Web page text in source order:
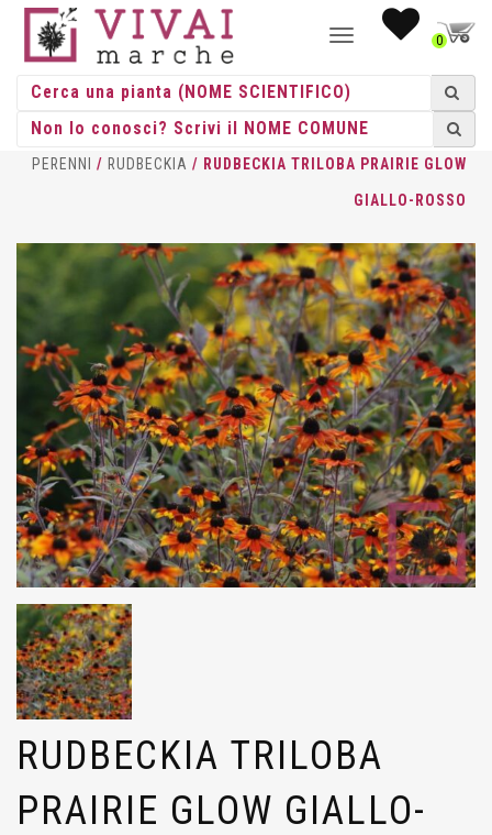
NAVIGAZIONE0
HOME/ ERBACEE ERBACEE
PERENNI / RUDBECKIA / RUDBECKIA TRILOBA PRAIRIE GLOW
GIALLO-ROSSO
RUDBECKIA TRILOBA
PRAIRIE GLOW GIALLO-